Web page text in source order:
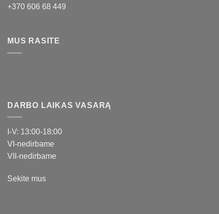
+370 606 68 449
MUS RASITE
DARBO LAIKAS VASARĄ
I-V: 13:00-18:00
VI-nedirbame
VII-nedirbame
Sekite mus